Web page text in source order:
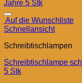
Auf die Wunschliste
Schnellansicht
Schreibtischlampen
Schreibtischlampe
5 Stk